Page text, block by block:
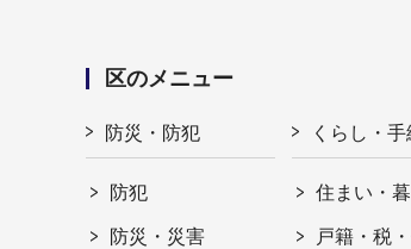
区のメニュー
防災・防犯
防犯
防災・災害
くらし・手
住まい・
戸籍・税